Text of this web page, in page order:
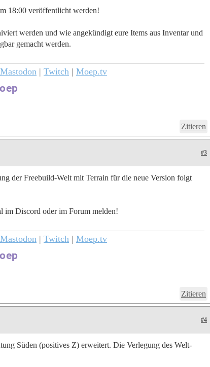
18:00 veröffentlicht werden!
werden und wie angekündigt eure Items aus Inventar und
gemacht werden.
Mastodon | Twitch | Moep.tv
Zitieren
#3
der Freebuild-Welt mit Terrain für die neue Version folgt
im Discord oder im Forum melden!
Mastodon | Twitch | Moep.tv
Zitieren
#4
Süden (positives Z) erweitert. Die Verlegung des Welt-